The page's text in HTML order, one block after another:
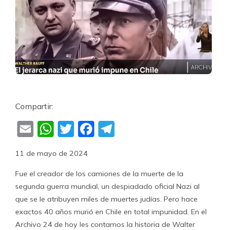
Compartir:
EmailWhatsApp
TwitterFacebook
11 de mayo de 2024
Fue el creador de los camiones de la muerte de la
segunda guerra mundial, un despiadado oficial Nazi al
que se le atribuyen miles de muertes judías. Pero hace
exactos 40 años murió en Chile en total impunidad. En el
Archivo 24 de hoy les contamos la historia de Walter